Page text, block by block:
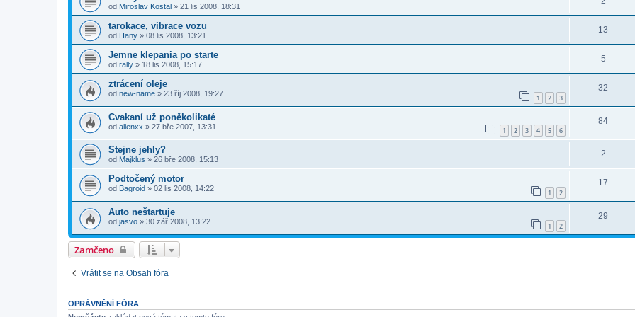
od Miroslav Kostal » 21 lis 2008, 18:31
tarokace, vibrace vozu
od Hany » 08 lis 2008, 13:21
13
Jemne klepania po starte
od rally » 18 lis 2008, 15:17
5
ztrácení oleje
od new-name » 23 říj 2008, 19:27 1 2 3
32
Cvakaní už poněkolikaté
od alienxx » 27 bře 2007, 13:31 1 2 3 4 5 6
84
Stejne jehly?
od Majklus » 26 bře 2008, 15:13
2
Podtočený motor
od Bagroid » 02 lis 2008, 14:22 1 2
17
Auto neštartuje
od jasvo » 30 zář 2008, 13:22 1 2
29
Zamčeno
Vrátit se na Obsah fóra
OPRÁVNĚNÍ FÓRA